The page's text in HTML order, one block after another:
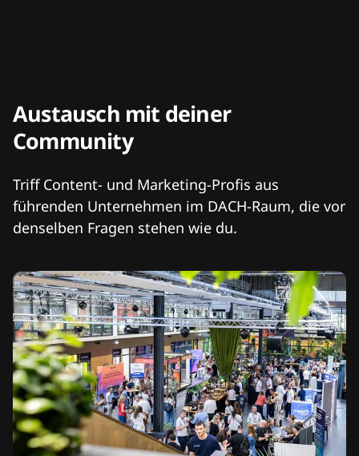
Austausch mit deiner
Community
Triff Content- und Marketing-Profis aus
führenden Unternehmen im DACH-Raum, die vor
denselben Fragen stehen wie du.